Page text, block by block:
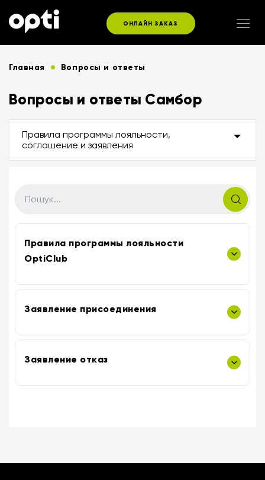
ОНЛАЙН ЗАКАЗ
Главная Вопросы и ответы
Вопросы и ответы Самбор
Правила программы лояльности,
соглашение и заявления
Правила программы лояльности
OptiClub
Заявление присоединения
Заявление отказ